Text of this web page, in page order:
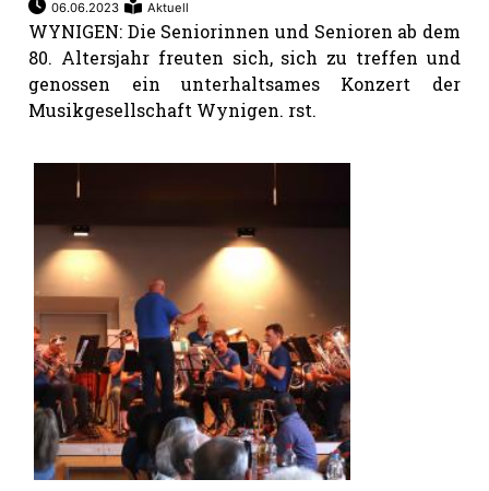
06.06.2023 Aktuell
WYNIGEN: Die Seniorinnen und Senioren ab dem
80. Altersjahr freuten sich, sich zu treffen und
genossen ein unterhaltsames Konzert der
Musikgesellschaft Wynigen. rst.